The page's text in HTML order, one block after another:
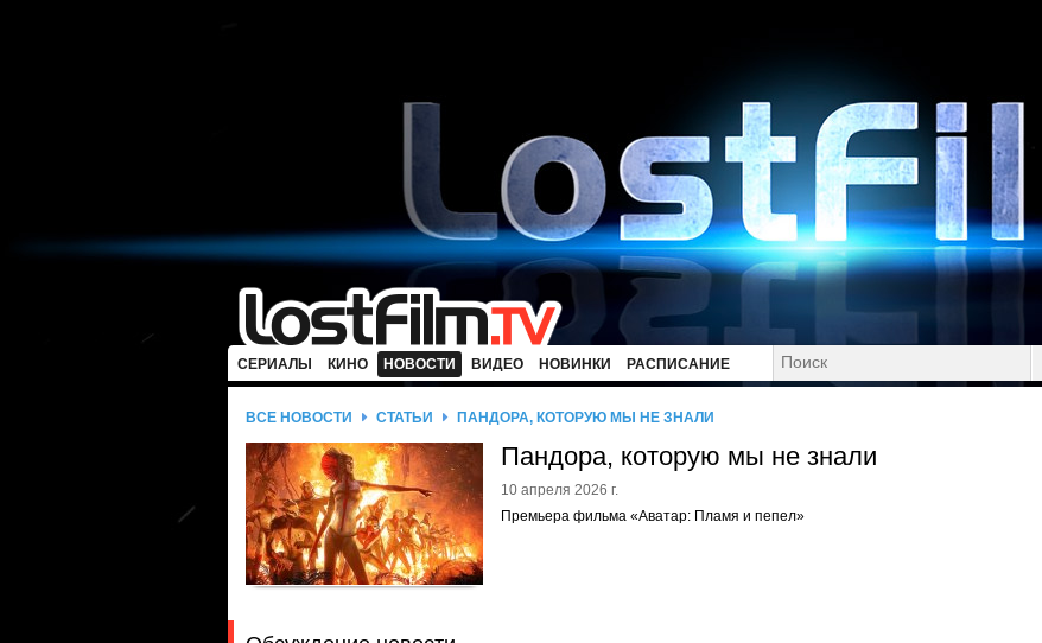
СЕРИАЛЫ КИНО НОВОСТИ ВИДЕО НОВИНКИ РАСПИСАНИЕ
ВСЕ НОВОСТИ СТАТЬИ ПАНДОРА, КОТОРУЮ МЫ НЕ ЗНАЛИ
Пандора, которую мы не знали
10 апреля 2026 г.
Премьера фильма «Аватар: Пламя и пепел»